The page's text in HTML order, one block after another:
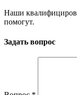
Наши
помогут.
Задать вопрос